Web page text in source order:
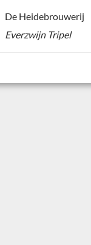
De Heidebrouwerij
Everzwijn Tripel